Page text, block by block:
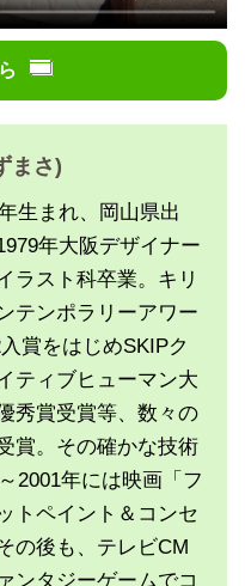
まさ)
生まれ、岡山県出
年大阪デザイナー
ラスト科卒業。キリ
テンポラリーアワー
入賞をはじめSKIPク
ティブヒューマン大
秀賞受賞等、数々の
賞。その確かな技術
2001年には映画「フ
トペイント＆コンセ
の後も、テレビCM
ンタジーゲームでコ